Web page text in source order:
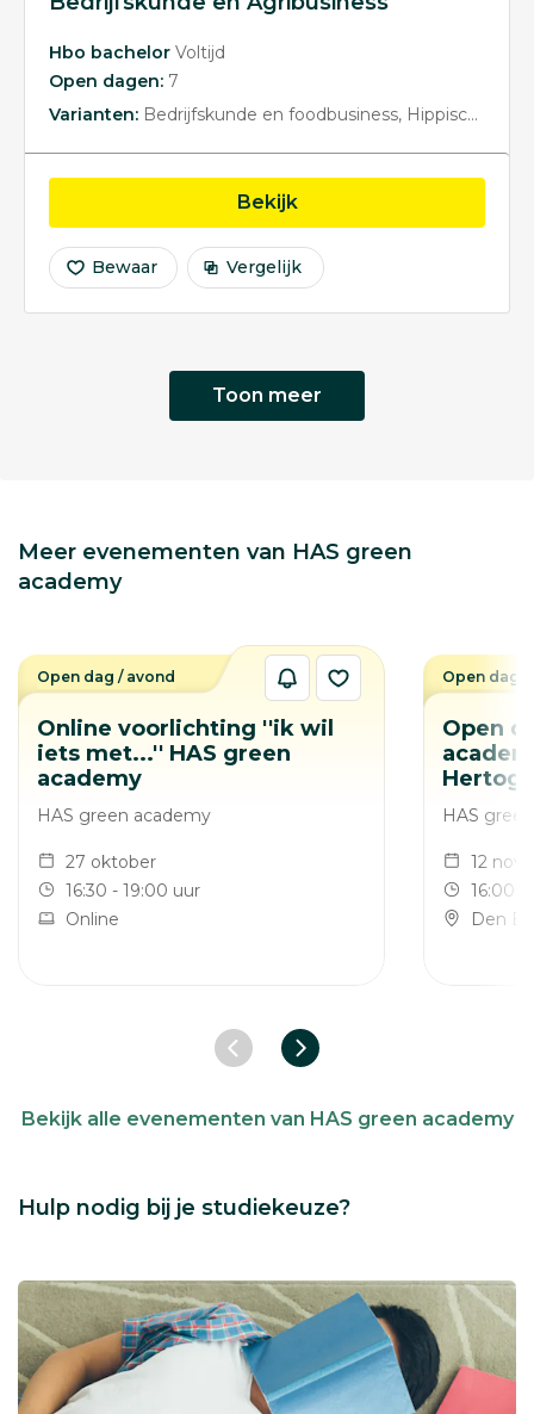
Hbo bachelor Voltijd
Open dagen: 7
Varianten: Bedrijfskunde en foodbusiness Hippische Bedrijfskunde en Pet Business
Bekijkopleiding
Bewaar Vergelijk
Toon meer
Meer evenementen van HAS green
academy
Online voorlichting ''ik wil
iets met...'' HAS green
academy
HAS green academy
27 oktober
16:30 - 19:00 uur
Online
Open dag / avond
Open
HAS
12
16:00 -
Den
Open dag /
Bekijk alle evenementen van HAS green academy
Vorige slideVolgende slide
Hulp nodig bij je studiekeuze?